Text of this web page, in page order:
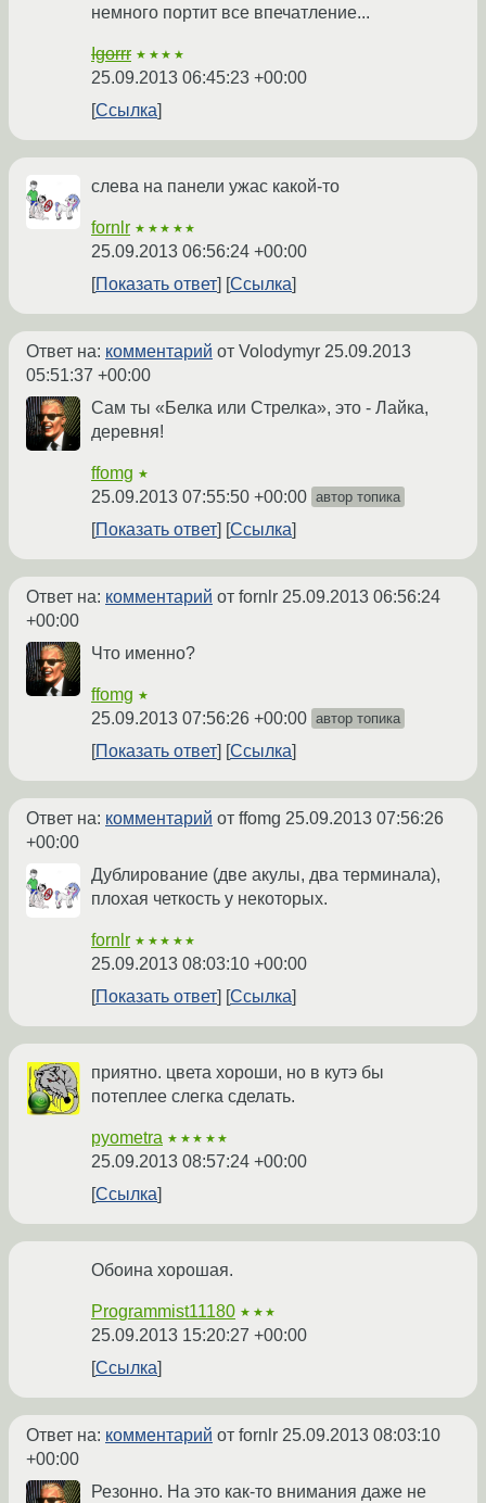
немного портит все впечатление...
Igorrr ★★★★
25.09.2013 06:45:23 +00:00
Ссылка
слева на панели ужас какой-то
fornlr ★★★★★
25.09.2013 06:56:24 +00:00
Показать ответ
Ссылка
Ответ на: комментарий от Volodymyr 25.09.2013
05:51:37 +00:00
Сам ты «Белка или Стрелка», это - Лайка,
деревня!
ffomg ★
25.09.2013 07:55:50 +00:00 автор топика
Показать ответ Ссылка
Ответ на: комментарий от fornlr 25.09.2013 06:56:24
+00:00
Что именно?
ffomg ★
25.09.2013 07:56:26 +00:00 автор топика
Показать ответ Ссылка
Ответ на: комментарий от ffomg 25.09.2013 07:56:26
+00:00
Дублирование (две акулы, два терминала),
плохая четкость у некоторых.
fornlr ★★★★★
25.09.2013 08:03:10 +00:00
Показать ответ
Ссылка
приятно. цвета хороши, но в кутэ бы
потеплее слегка сделать.
pyometra ★★★★★
25.09.2013 08:57:24 +00:00
Ссылка
Обоина хорошая.
Programmist11180 ★★★
25.09.2013 15:20:27 +00:00
Ссылка
Ответ на: комментарий от fornlr 25.09.2013 08:03:10
+00:00
Резонно. На это как-то внимания даже не